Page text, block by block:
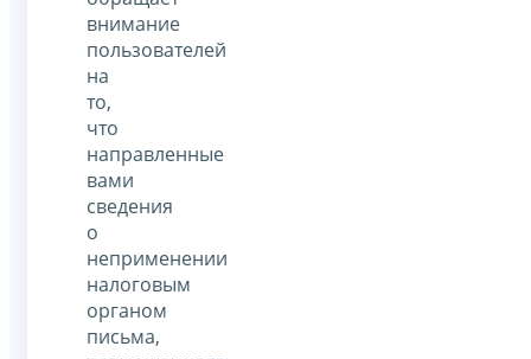
внимание
пользователей
на
то,
что
направленные
вами
сведения
о
неприменении
налоговым
органом
письма,